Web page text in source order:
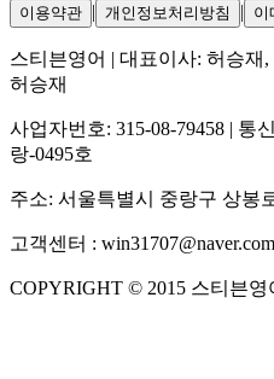
이용약관 | 개인정보처리방침 | 이
스티븐영어 | 대표이사: 허승재,
허승재
사업자번호: 315-08-79458 | 통
랑-0495호
주소: 서울특별시 중랑구 상봉
고객센터 : win31707@naver.com
COPYRIGHT © 2015 스티븐영